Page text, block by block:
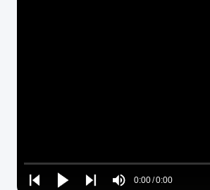
Play
Play
Play
Mute0:00/0:00
Loaded:
0%